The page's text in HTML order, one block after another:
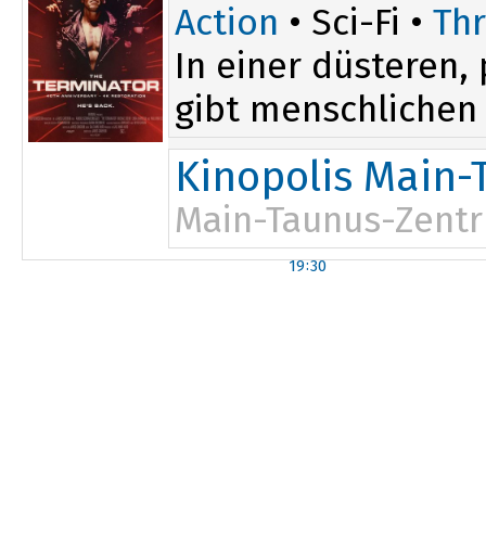
Action • Sci-Fi •
In einer düsteren,
gibt menschlichen
Kinopolis Main-
Main-Taunus-
19:30